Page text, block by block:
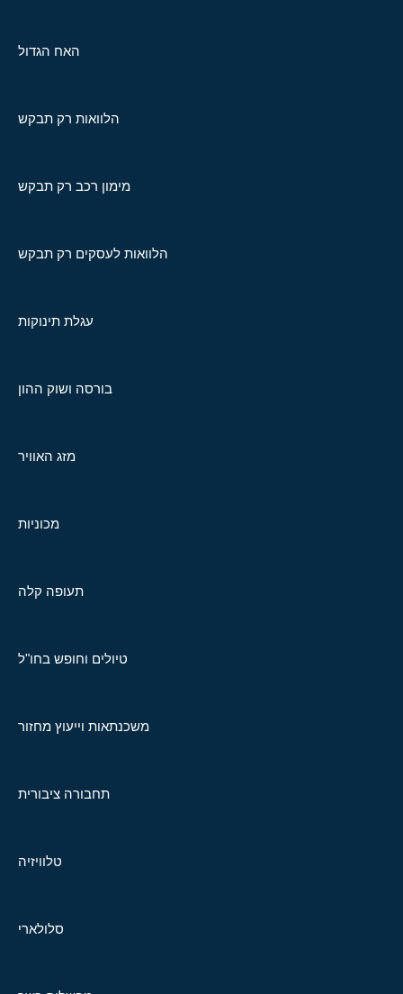
האח הגדול
הלוואות רק תבקש
מימון רכב רק תבקש
הלוואות לעסקים רק תבקש
עגלת תינוקות
בורסה ושוק ההון
מזג האוויר
מכוניות
תעופה קלה
טיולים וחופש בחו"ל
משכנתאות וייעוץ מחזור
תחבורה ציבורית
טלוויזיה
סלולארי